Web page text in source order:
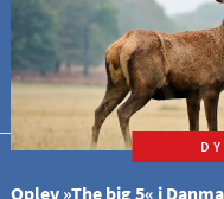
Oplev »The big 5« i